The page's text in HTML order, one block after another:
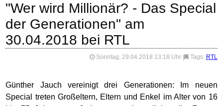
"Wer wird Millionär? - Das Special
der Generationen" am
30.04.2018 bei RTL
Sonntag, 29.04.2018 13:18 Uhr Tags: RTL
Günther Jauch vereinigt drei Generationen: Im neuen
Special treten Großeltern, Eltern und Enkel im Alter von 16